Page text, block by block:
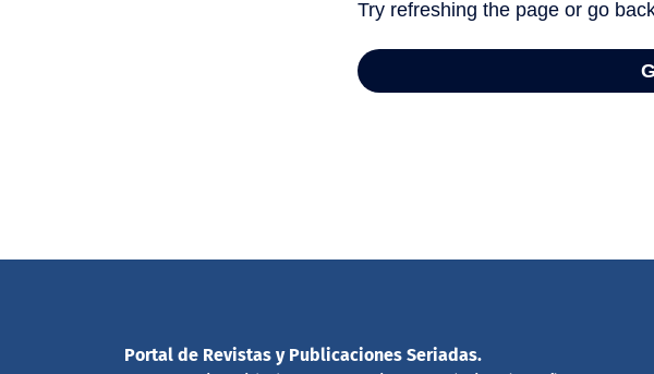
Portal de Revistas y Publicaciones Seriadas.